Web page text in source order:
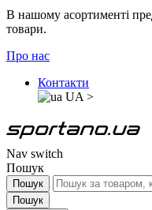
В нашому асортименті
товари.
Про нас
Контакти
UA >
Nav switch
Пошук
Пошук
Пошук